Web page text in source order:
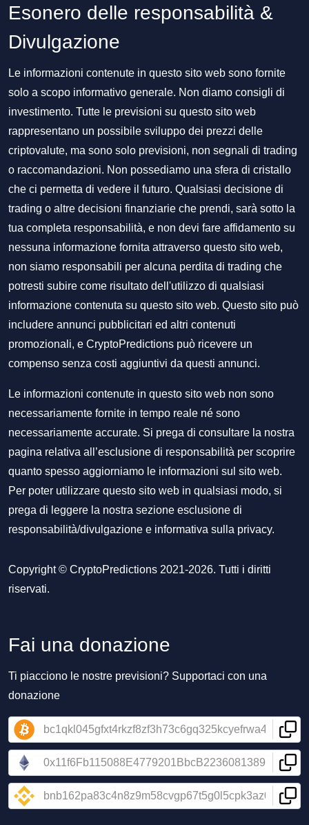
Esonero delle responsabilità &
Divulgazione
Le informazioni contenute in questo sito web sono fornite
solo a scopo informativo generale. Non diamo consigli di
investimento. Tutte le previsioni su questo sito web
rappresentano un possibile sviluppo dei prezzi delle
criptovalute, ma sono solo previsioni, non segnali di trading
o raccomandazioni. Non possediamo una sfera di cristallo
che ci permetta di vedere il futuro. Qualsiasi decisione di
trading o altre decisioni finanziarie che prendi, sarà sotto la
tua completa responsabilità, e non devi fare affidamento su
nessuna informazione fornita attraverso questo sito web,
non siamo responsabili per alcuna perdita di trading che
potresti subire come risultato dell'utilizzo di qualsiasi
informazione contenuta su questo sito web. Questo sito può
includere annunci pubblicitari ed altri contenuti
promozionali, e CryptoPredictions può ricevere un
compenso senza costi aggiuntivi da questi annunci.
Le informazioni contenute in questo sito web non sono
necessariamente fornite in tempo reale né sono
necessariamente accurate. Si prega di consultare la nostra
pagina relativa all’esclusione di responsabilità per scoprire
quanto spesso aggiorniamo le informazioni sul sito web.
Per poter utilizzare questo sito web in qualsiasi modo, si
prega di leggere la nostra sezione esclusione di
responsabilità/divulgazione e informativa sulla privacy.
Copyright © CryptoPredictions 2021-2026. Tutti i diritti
riservati.
Fai una donazione
Ti piacciono le nostre previsioni? Supportaci con una
donazione